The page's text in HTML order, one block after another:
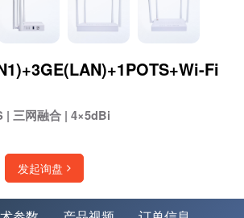
Fi
| 三网融合 | 4×5dBi
发起询盘